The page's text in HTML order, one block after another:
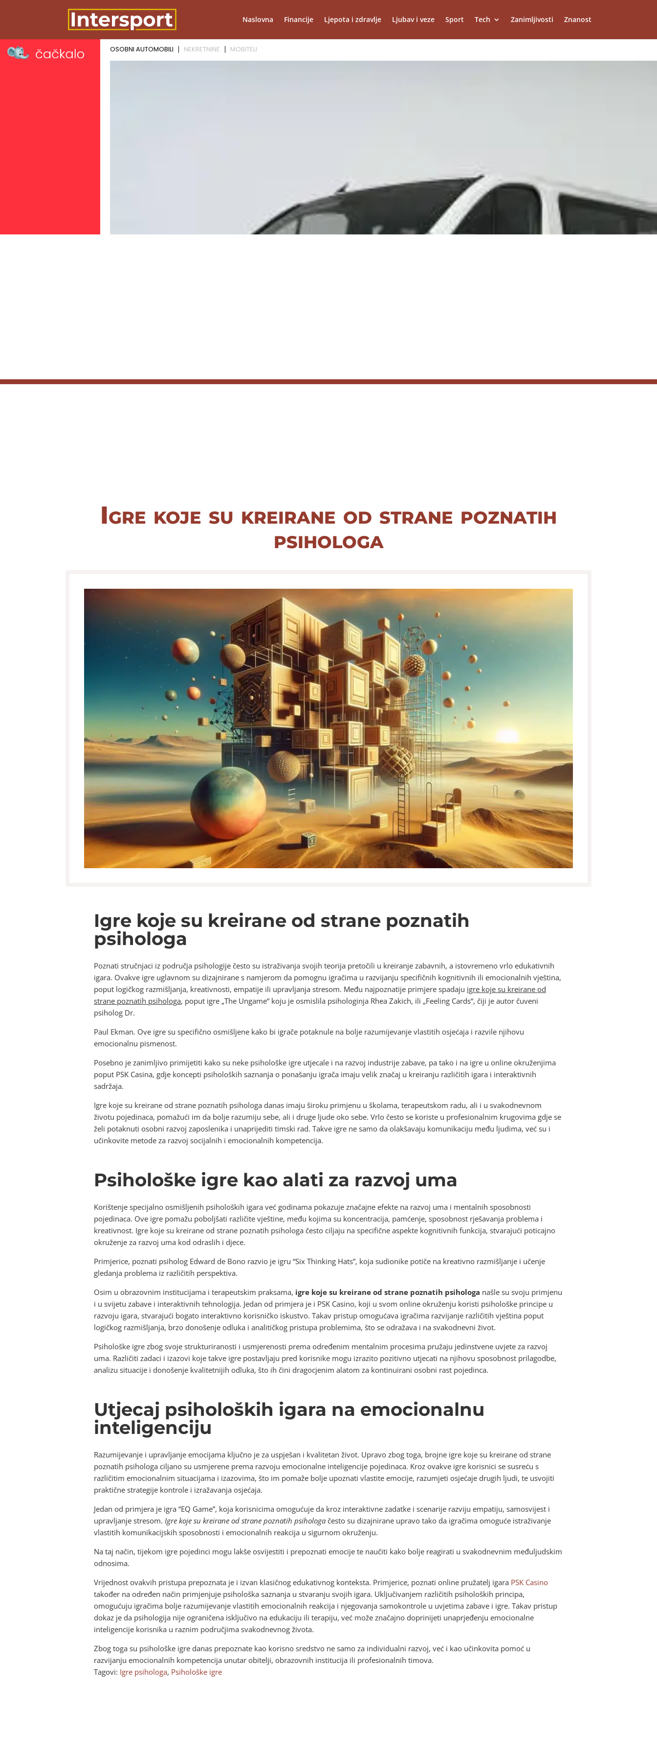
Naslovna Financije Ljepota i zdravlje Ljubav i veze Sport Tech Zanimljivosti Znanost
Igre koje su kreirane od strane poznatih
psihologa
Igre koje su kreirane od strane poznatih
psihologa
Poznati stručnjaci iz područja psihologije često su istraživanja svojih teorija pretočili u kreiranje zabavnih, a istovremeno vrlo edukativnih
igara. Ovakve igre uglavnom su dizajnirane s namjerom da pomognu igračima u razvijanju specifičnih kognitivnih ili emocionalnih vještina,
poput logičkog razmišljanja, kreativnosti, empatije ili upravljanja stresom. Među najpoznatije primjere spadaju igre koje su kreirane od
strane poznatih psihologa, poput igre „The Ungame“ koju je osmislila psihologinja Rhea Zakich, ili „Feeling Cards“, čiji je autor čuveni
psiholog Dr.
Paul Ekman. Ove igre su specifično osmišljene kako bi igrače potaknule na bolje razumijevanje vlastitih osjećaja i razvile njihovu
emocionalnu pismenost.
Posebno je zanimljivo primijetiti kako su neke psihološke igre utjecale i na razvoj industrije zabave, pa tako i na igre u online okruženjima
poput PSK Casina, gdje koncepti psiholoških saznanja o ponašanju igrača imaju velik značaj u kreiranju različitih igara i interaktivnih
sadržaja.
Igre koje su kreirane od strane poznatih psihologa danas imaju široku primjenu u školama, terapeutskom radu, ali i u svakodnevnom
životu pojedinaca, pomažući im da bolje razumiju sebe, ali i druge ljude oko sebe. Vrlo često se koriste u profesionalnim krugovima gdje se
želi potaknuti osobni razvoj zaposlenika i unaprijediti timski rad. Takve igre ne samo da olakšavaju komunikaciju među ljudima, već su i
učinkovite metode za razvoj socijalnih i emocionalnih kompetencija.
Psihološke igre kao alati za razvoj uma
Korištenje specijalno osmišljenih psiholoških igara već godinama pokazuje značajne efekte na razvoj uma i mentalnih sposobnosti
pojedinaca. Ove igre pomažu poboljšati različite vještine, među kojima su koncentracija, pamćenje, sposobnost rješavanja problema i
kreativnost. Igre koje su kreirane od strane poznatih psihologa često ciljaju na specifične aspekte kognitivnih funkcija, stvarajući poticajno
okruženje za razvoj uma kod odraslih i djece.
Primjerice, poznati psiholog Edward de Bono razvio je igru “Six Thinking Hats”, koja sudionike potiče na kreativno razmišljanje i učenje
gledanja problema iz različitih perspektiva.
Osim u obrazovnim institucijama i terapeutskim praksama, igre koje su kreirane od strane poznatih psihologa našle su svoju primjenu
i u svijetu zabave i interaktivnih tehnologija. Jedan od primjera je i PSK Casino, koji u svom online okruženju koristi psihološke principe u
razvoju igara, stvarajući bogato interaktivno korisničko iskustvo. Takav pristup omogućava igračima razvijanje različitih vještina poput
logičkog razmišljanja, brzo donošenje odluka i analitičkog pristupa problemima, što se odražava i na svakodnevni život.
Psihološke igre zbog svoje strukturiranosti i usmjerenosti prema određenim mentalnim procesima pružaju jedinstvene uvjete za razvoj
uma. Različiti zadaci i izazovi koje takve igre postavljaju pred korisnike mogu izrazito pozitivno utjecati na njihovu sposobnost prilagodbe,
analizu situacije i donošenje kvalitetnijih odluka, što ih čini dragocjenim alatom za kontinuirani osobni rast pojedinca.
Utjecaj psiholoških igara na emocionalnu
inteligenciju
Razumijevanje i upravljanje emocijama ključno je za uspješan i kvalitetan život. Upravo zbog toga, brojne igre koje su kreirane od strane
poznatih psihologa ciljano su usmjerene prema razvoju emocionalne inteligencije pojedinaca. Kroz ovakve igre korisnici se susreću s
različitim emocionalnim situacijama i izazovima, što im pomaže bolje upoznati vlastite emocije, razumjeti osjećaje drugih ljudi, te usvojiti
praktične strategije kontrole i izražavanja osjećaja.
Jedan od primjera je igra “EQ Game”, koja korisnicima omogućuje da kroz interaktivne zadatke i scenarije razviju empatiju, samosvijest i
upravljanje stresom. Igre koje su kreirane od strane poznatih psihologa često su dizajnirane upravo tako da igračima omoguće istraživanje
vlastitih komunikacijskih sposobnosti i emocionalnih reakcija u sigurnom okruženju.
Na taj način, tijekom igre pojedinci mogu lakše osvijestiti i prepoznati emocije te naučiti kako bolje reagirati u svakodnevnim međuljudskim
odnosima.
Vrijednost ovakvih pristupa prepoznata je i izvan klasičnog edukativnog konteksta. Primjerice, poznati online pružatelj igara PSK Casino
također na određen način primjenjuje psihološka saznanja u stvaranju svojih igara. Uključivanjem različitih psiholoških principa,
omogućuju igračima bolje razumijevanje vlastitih emocionalnih reakcija i njegovanja samokontrole u uvjetima zabave i igre. Takav pristup
dokaz je da psihologija nije ograničena isključivo na edukaciju ili terapiju, već može značajno doprinijeti unaprjeđenju emocionalne
inteligencije korisnika u raznim područjima svakodnevnog života.
Zbog toga su psihološke igre danas prepoznate kao korisno sredstvo ne samo za individualni razvoj, već i kao učinkovita pomoć u
razvijanju emocionalnih kompetencija unutar obitelji, obrazovnih institucija ili profesionalnih timova.
Tagovi: Igre psihologa, Psihološke igre